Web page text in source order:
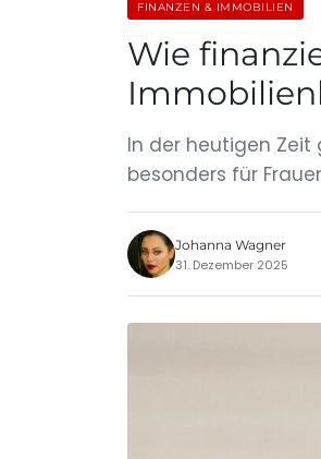
FINANZEN & IMMOBILIEN
Wie
In der heutigen
besonders für
Johanna Wagner
31. Dezember 2025